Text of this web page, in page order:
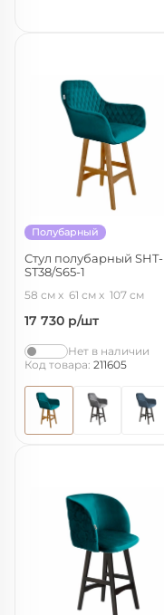
Полубарный
Стул полубарный SHT-
ST38/S65-1
орех
58 см 61 см 107 см
17 730 р/шт
Нет в наличии
Код товара: 211605